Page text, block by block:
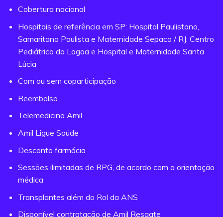
Cobertura nacional
Hospitais de referência em SP: Hospital Paulistano,
Samaritano Paulista e Maternidade Sepaco / RJ: Centro
Pediátrico da Lagoa e Hospital e Maternidade Santa
Lúcia
Com ou sem coparticipação
Reembolso
Telemedicina Amil
Amil Ligue Saúde
Desconto farmácia
Sessões ilimitadas de RPG, de acordo com a orientação
médica
Transplantes além do Rol da ANS
Disponível contratação de Amil Resgate